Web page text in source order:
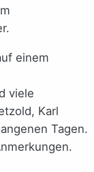
viele
Karl
Tagen.